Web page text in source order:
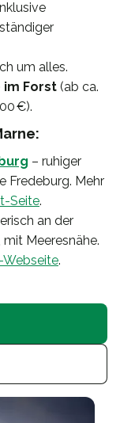
um alles.
im Forst (ab ca.
€).
– ruhiger
Fredeburg. Mehr
Seite.
an der
Meeresnähe.
Webseite.